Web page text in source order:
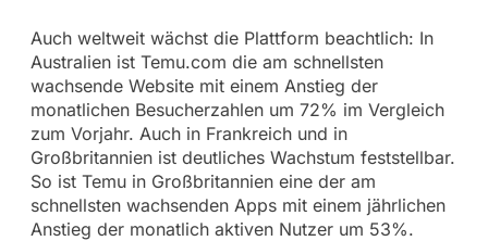
Auch weltweit wächst die Plattform beachtlich: In
Australien ist Temu.com die am schnellsten
wachsende Website mit einem Anstieg der
monatlichen Besucherzahlen um 72% im Vergleich
zum Vorjahr. Auch in Frankreich und in
Großbritannien ist deutliches Wachstum feststellbar.
So ist Temu in Großbritannien eine der am
schnellsten wachsenden Apps mit einem jährlichen
Anstieg der monatlich aktiven Nutzer um 53%.